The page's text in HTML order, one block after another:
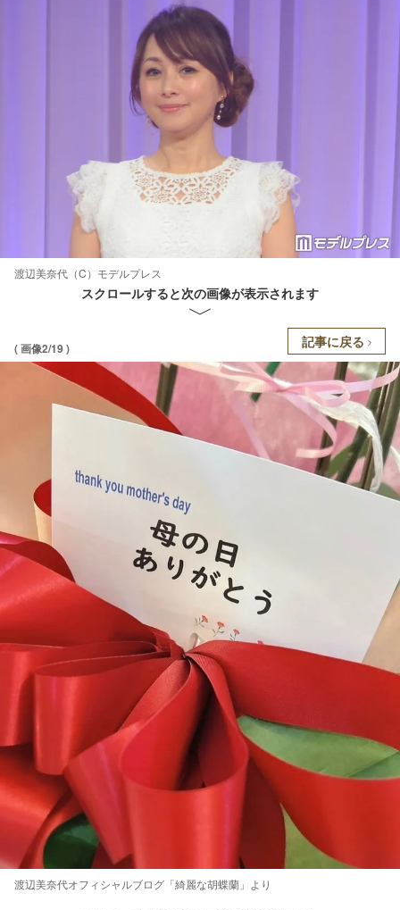
渡辺美奈代（C）モデルプレス
スクロールすると次の画像が表示されます
( 画像2/19 ) 記事に戻る
渡辺美奈代オフィシャルブログ「綺麗な胡蝶蘭」より